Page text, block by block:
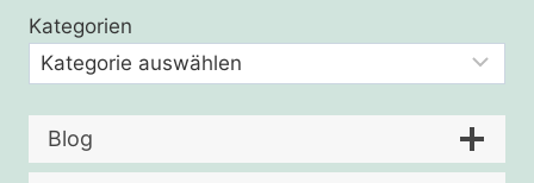
Kategorien
Blog